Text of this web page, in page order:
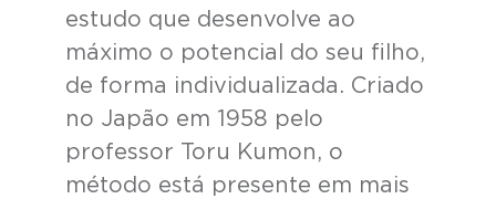
estudo que desenvolve ao
máximo o potencial do seu filho,
de forma individualizada. Criado
no Japão em 1958 pelo
professor Toru Kumon, o
método está presente em mais